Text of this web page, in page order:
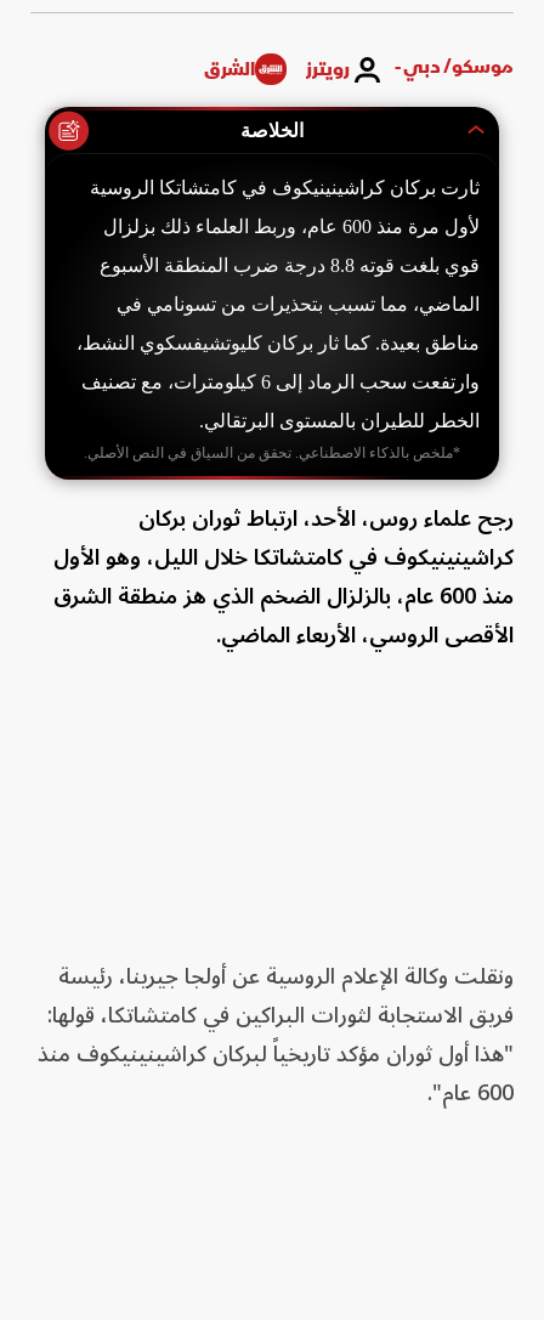
موسكو/ دبي - رويترز الشرق
الخلاصة
ثارت بركان كراشينينيكوف في كامتشاتكا الروسية
لأول مرة منذ 600 عام، وربط العلماء ذلك بزلزال
قوي بلغت قوته 8.8 درجة ضرب المنطقة الأسبوع
الماضي، مما تسبب بتحذيرات من تسونامي في
مناطق بعيدة. كما ثار بركان كليوتشيفسكوي النشط،
وارتفعت سحب الرماد إلى 6 كيلومترات، مع تصنيف
الخطر للطيران بالمستوى البرتقالي.
*ملخص بالذكاء الاصطناعي. تحقق من السياق في النص الأصلي.
رجح علماء روس، الأحد، ارتباط ثوران بركان
كراشينينيكوف في كامتشاتكا خلال الليل، وهو الأول
منذ 600 عام، بالزلزال الضخم الذي هز منطقة الشرق
الأقصى الروسي، الأربعاء الماضي.
ونقلت وكالة الإعلام الروسية عن أولجا جيرينا، رئيسة
فريق الاستجابة لثورات البراكين في كامتشاتكا، قولها:
"هذا أول ثوران مؤكد تاريخياً لبركان كراشينينيكوف منذ
600 عام".